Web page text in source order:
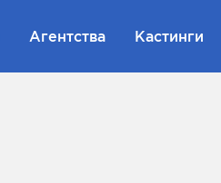
Агентства Кастинги